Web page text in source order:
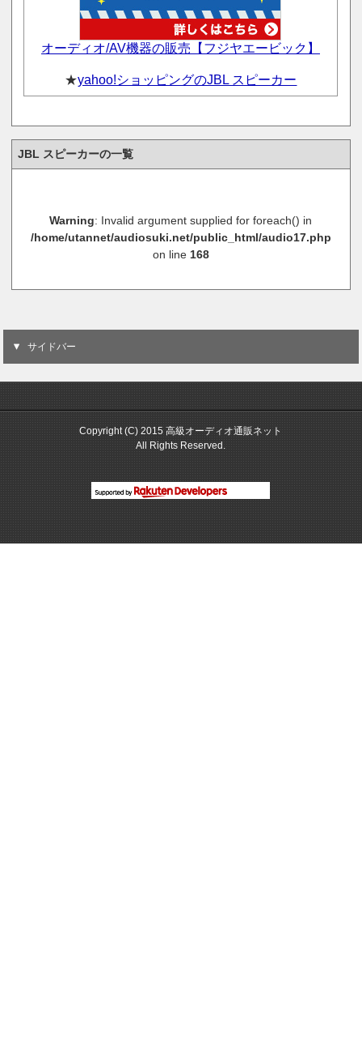
オーディオ/AV機器の販売【フジヤエービック】
★yahoo!ショッピングのJBL スピーカー
JBL スピーカーの一覧
Warning: Invalid argument supplied for foreach() in
/home/utannet/audiosuki.net/public_html/audio17.php
on line 168
サイドバー
Copyright (C) 2015 高級オーディオ通販ネット
All Rights Reserved.